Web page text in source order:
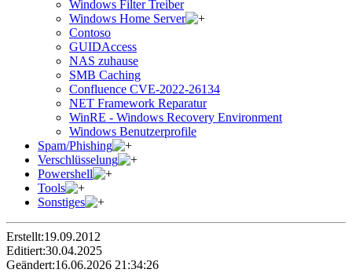
Windows Filter Treiber
Windows Home Server
Contoso
GUIDAccess
NAS zuhause
SMB Caching
Confluence CVE-2022-26134
NET Framework Reparatur
WinRE - Windows Recovery Environment
Windows Benutzerprofile
Spam/Phishing
Verschlüsselung
Powershell
Tools
Sonstiges
Erstellt:19.09.2012
Editiert:30.04.2025
Geändert:16.06.2026 21:34:26